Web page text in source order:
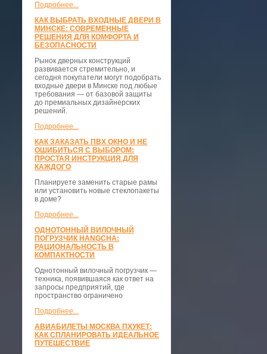
Подробнее...
КАК ВЫБРАТЬ ВХОДНЫЕ ДВЕРИ В
МИНСКЕ: СОВРЕМЕННЫЕ
РЕШЕНИЯ ДЛЯ КОМФОРТА И
БЕЗОПАСНОСТИ
Рынок дверных конструкций
развивается стремительно, и
сегодня покупатели могут подобрать
входные двери в Минске под любые
требования — от базовой защиты
до премиальных дизайнерских
решений.
Подробнее...
КАК ЗАКАЗАТЬ ПВХ ОКНО И НЕ
ОШИБИТЬСЯ С ВЫБОРОМ:
ПРОСТАЯ ИНСТРУКЦИЯ ДЛЯ
КАЖДОГО
Планируете заменить старые рамы
или установить новые стеклопакеты
в доме?
Подробнее...
ОДНОТОННЫЙ ВИЛОЧНЫЙ
ПОГРУЗЧИК HANGCHA:
РАЦИОНАЛЬНОСТЬ В
КОМПАКТНОСТИ
​Однотонный вилочный погрузчик —
техника, появившаяся как ответ на
запросы предприятий, где
пространство ограничено
Подробнее...
АВИАБИЛЕТЫ МОСКВА ПХУКЕТ:
КАК СПЛАНИРОВАТЬ ИДЕАЛЬНОЕ
ПУТЕШЕСТВИЕ